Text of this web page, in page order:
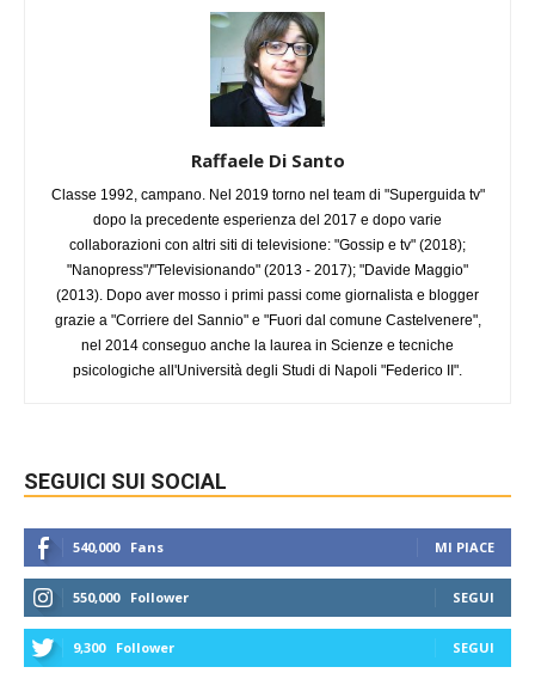
Raffaele Di Santo
Classe 1992, campano. Nel 2019 torno nel team di "Superguida tv"
dopo la precedente esperienza del 2017 e dopo varie
collaborazioni con altri siti di televisione: "Gossip e tv" (2018);
"Nanopress"/"Televisionando" (2013 - 2017); "Davide Maggio"
(2013). Dopo aver mosso i primi passi come giornalista e blogger
grazie a "Corriere del Sannio" e "Fuori dal comune Castelvenere",
nel 2014 conseguo anche la laurea in Scienze e tecniche
psicologiche all'Università degli Studi di Napoli "Federico II".
SEGUICI SUI SOCIAL
540,000 Fans MI PIACE
550,000 Follower SEGUI
9,300 Follower SEGUI